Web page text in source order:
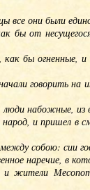
все они были
бы от
как бы огненные,
говорить на
набожные, из
народ, и пришел в
собою: сии
наречие, в
жители